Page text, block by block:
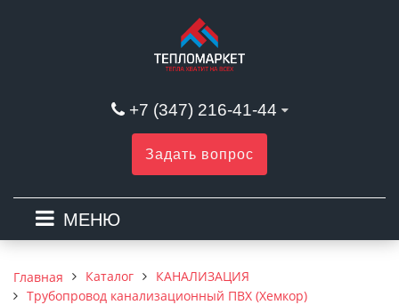
+7 (347) 216-41-44
Задать вопрос
МЕНЮ
Главная Каталог
КАНАЛИЗАЦИЯ
Трубопровод канализационный ПВХ (Хемкор)